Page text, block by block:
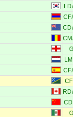
LD/
CF/
CD/
CM
LM
CF/
CF
RD/
CD